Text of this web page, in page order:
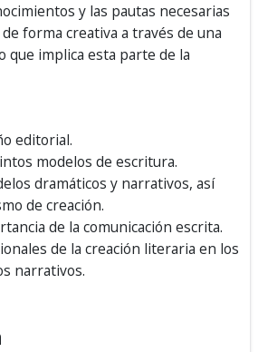
y las pautas necesarias
forma creativa a través de una
que implica esta parte de la
editorial.
modelos de escritura.
dramáticos y narrativos, así
de creación.
de la comunicación escrita.
de la creación literaria en los
narrativos.